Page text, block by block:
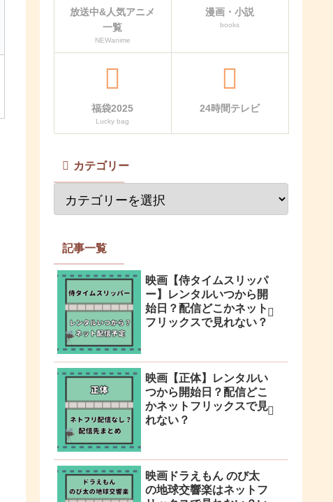
放送中&人気アニメ
一覧
NEWanime
漫画・小説
books
福袋2025
Lucky bag
24時間テレビ
カテゴリー
記事一覧
映画【侍タイムスリッパ
ー】レンタルいつから開
始日？配信どこかネット
フリックスで見れない？
映画【正体】レンタルい
つから開始日？配信どこ
かネットフリックスで見
れない？
映画ドラえもん のび太
の地球交響楽はネットフ